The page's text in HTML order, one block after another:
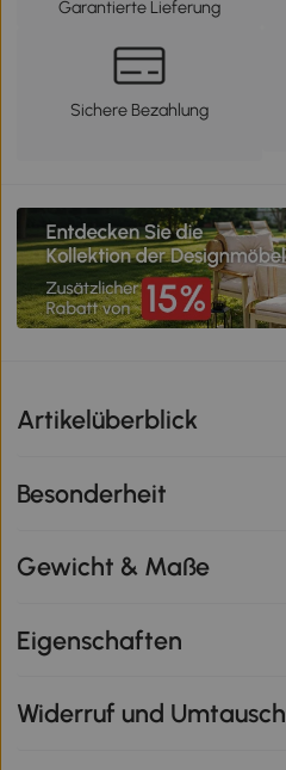
Garantierte Lieferung
Sichere Bezahlung
Artikelüberblick
Besonderheit
Gewicht & Maße
Eigenschaften
Widerruf und Umtausch